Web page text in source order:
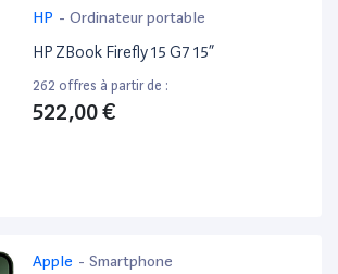
HP - Ordinateur portable
HP ZBook Firefly 15 G7 15”
262 offres à partir de :
522,00 €
Apple - Smartphone